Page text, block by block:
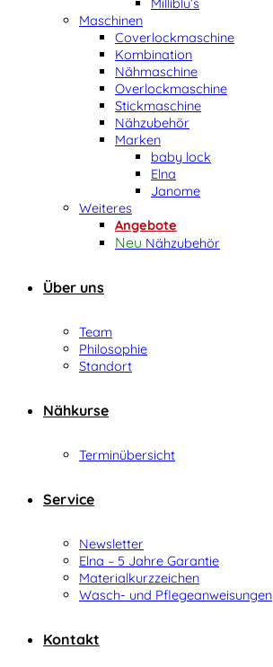
Maschinen
Coverlockmaschine
Kombination
Nähmaschine
Overlockmaschine
Stickmaschine
Nähzubehör
Marken
baby lock
Elna
Janome
Weiteres
Angebote
Nähzubehör
Über uns
Team
Philosophie
Standort
Nähkurse
Terminübersicht
Service
Newsletter
Elna – 5 Jahre Garantie
Materialkurzzeichen
Wasch- und Pflegeanweisungen
Kontakt